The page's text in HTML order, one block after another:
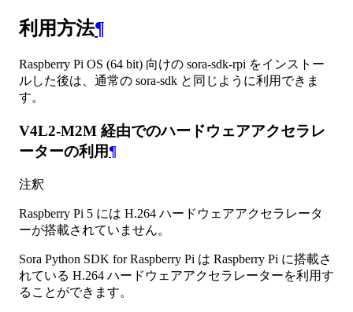
利用方法¶
Raspberry Pi OS (64 bit) 向けの sora-sdk-rpi をインストー
ルした後は、通常の sora-sdk と同じように利用できま
す。
V4L2-M2M 経由でのハードウェアアクセラレ
ーターの利用¶
注釈
Raspberry Pi 5 には H.264 ハードウェアアクセラレータ
ーが搭載されていません。
Sora Python SDK for Raspberry Pi は Raspberry Pi に搭載さ
れている H.264 ハードウェアアクセラレーターを利用す
ることができます。